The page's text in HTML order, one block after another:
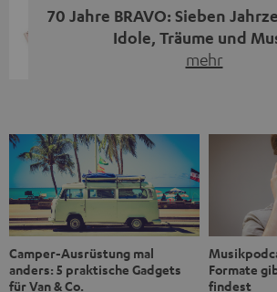
70 Jahre BRAVO: Sieben
Idole, Träume und
mehr
1956 begleitet das Magazin Jugendliche
Pop, kleine Schwärmereien und große
Jubiläum werfen wir einen Blick zurück.
Jugendmarke: Wie die BRAVO ihren
Camper-Ausrüstung mal
anders: 5 praktische Gadgets
für Van & Co.
Formate
findest